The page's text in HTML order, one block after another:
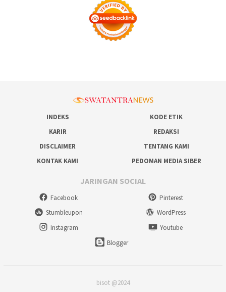
INDEKS
KODE ETIK
KARIR
REDAKSI
DISCLAIMER
TENTANG KAMI
KONTAK KAMI
PEDOMAN MEDIA SIBER
JARINGAN SOCIAL
Facebook
Pinterest
Stumbleupon
WordPress
Instagram
Youtube
Blogger
bisot @2024